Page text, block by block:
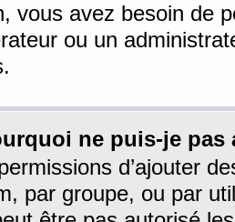
vous avez besoin de
ou un
ne puis-je
d’ajouter
par groupe, ou par